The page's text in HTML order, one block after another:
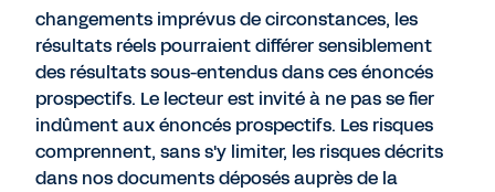
changements imprévus de circonstances, les
résultats réels pourraient différer sensiblement
des résultats sous-entendus dans ces énoncés
prospectifs. Le lecteur est invité à ne pas se fier
indûment aux énoncés prospectifs. Les risques
comprennent, sans s'y limiter, les risques décrits
dans nos documents déposés auprès de la